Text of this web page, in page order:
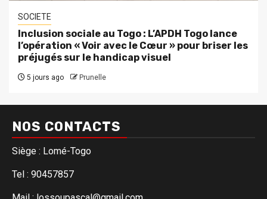
SOCIETE
Inclusion sociale au Togo : L’APDH Togo lance
l’opération « Voir avec le Cœur » pour briser les
préjugés sur le handicap visuel
5 jours ago Prunelle
NOS CONTACTS
Siège : Lomé-Togo
Tel : 90457857